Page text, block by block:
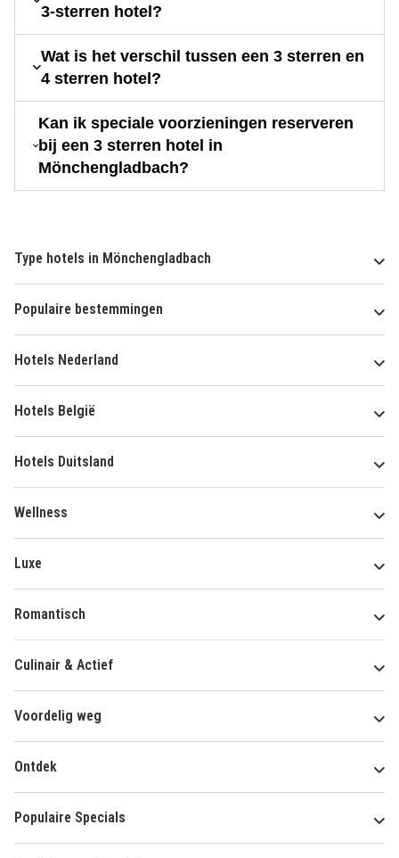
3-sterren hotel?
Wat is het verschil tussen een 3 sterren en
4 sterren hotel?
Kan ik speciale voorzieningen reserveren
bij een 3 sterren hotel in
Mönchengladbach?
Type hotels in Mönchengladbach
Populaire bestemmingen
Hotels Nederland
Hotels België
Hotels Duitsland
Wellness
Luxe
Romantisch
Culinair & Actief
Voordelig weg
Ontdek
Populaire Specials